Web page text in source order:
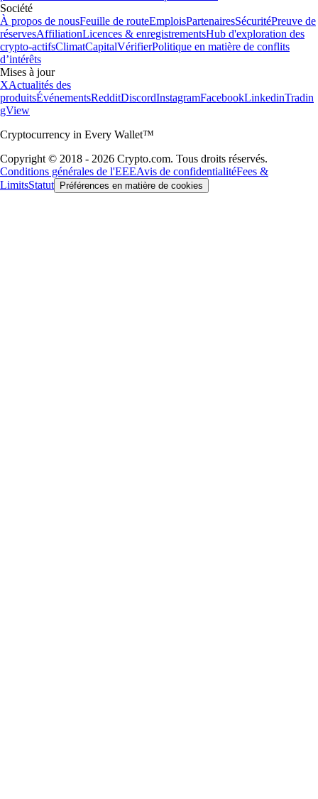
Société
À propos de nousFeuille de routeEmploisPartenairesSécuritéPreuve de
réservesAffiliationLicences & enregistrementsHub d'exploration des
crypto-actifsClimatCapitalVérifierPolitique en matière de conflits
d’intérêts
Mises à jour
XActualités des
produitsÉvénementsRedditDiscordInstagramFacebookLinkedinTradin
gView
Cryptocurrency in Every Wallet™
Copyright © 2018 - 2026 Crypto.com. Tous droits réservés.
Conditions générales de l'EEEAvis de confidentialitéFees &
LimitsStatut Préférences en matière de cookies